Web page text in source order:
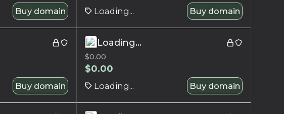
Buy domain Loading... Buy domain
Buy domain
Loading...
$0.00
$0.00
Loading... Buy domain